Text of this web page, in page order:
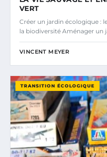
VERT
Créer un jardin écologique :
la biodiversité Aménager un
VINCENT MEYER
TRANSITION ÉCOLOGIQUE